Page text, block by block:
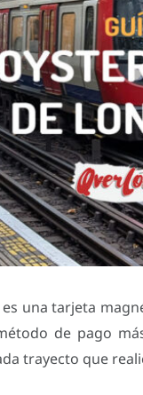
es una tarjeta
de pago
trayecto que